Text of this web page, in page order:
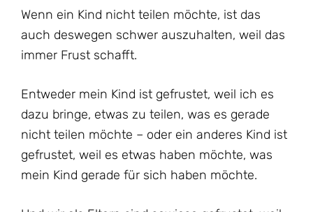
Wenn ein Kind nicht teilen möchte, ist das
auch deswegen schwer auszuhalten, weil das
immer Frust schafft.
Entweder mein Kind ist gefrustet, weil ich es
dazu bringe, etwas zu teilen, was es gerade
nicht teilen möchte – oder ein anderes Kind ist
gefrustet, weil es etwas haben möchte, was
mein Kind gerade für sich haben möchte.